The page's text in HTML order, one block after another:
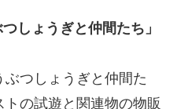
しょうぎと仲間たち」
ぶつしょうぎと仲間た
の試遊と関連物の物販